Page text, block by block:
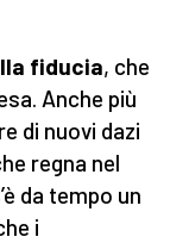
fiducia, che
Anche più
di nuovi dazi
regna nel
da tempo un
i